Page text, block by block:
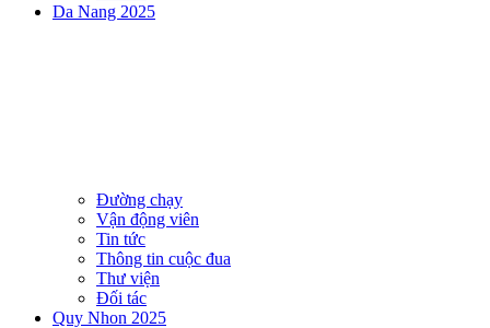
Da Nang 2025
Đường chạy
Vận động viên
Tin tức
Thông tin cuộc đua
Thư viện
Đối tác
Quy Nhon 2025